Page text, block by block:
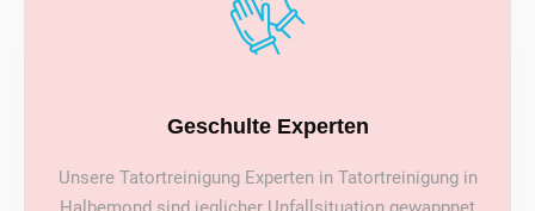
Geschulte Experten
Unsere Tatortreinigung Experten in Tatortreinigung in